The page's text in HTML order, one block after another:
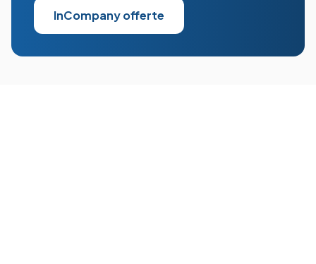
InCompany offerte